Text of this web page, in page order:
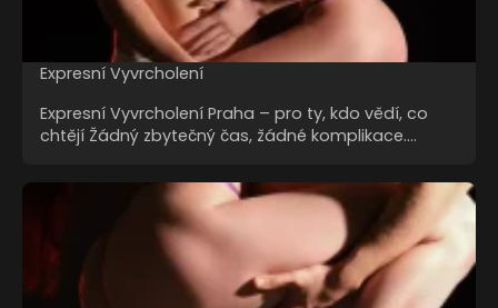
Expresní Vyvrcholení
Expresní Vyvrcholení Praha – pro ty, kdo vědí, co
chtějí Žádný zbytečný čas, žádné komplikace.…